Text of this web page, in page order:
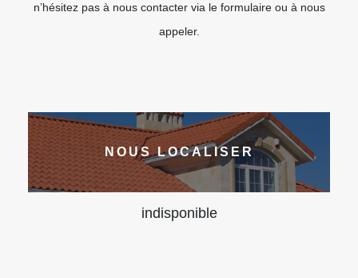
n’hésitez pas à nous contacter via le formulaire ou à nous
appeler.
NOUS LOCALISER
indisponible